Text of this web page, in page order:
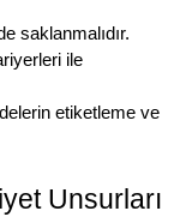
saklanmalıdır.
ile
etiketleme ve
Unsurları